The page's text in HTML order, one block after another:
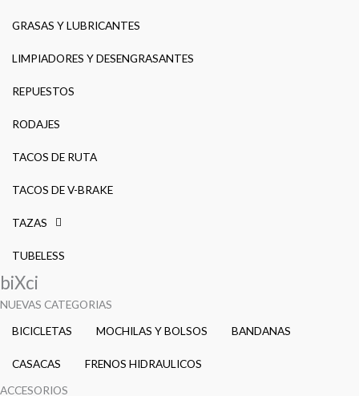
GRASAS Y LUBRICANTES
LIMPIADORES Y DESENGRASANTES
REPUESTOS
RODAJES
TACOS DE RUTA
TACOS DE V-BRAKE
TAZAS
TUBELESS
biXci
NUEVAS CATEGORIAS
BICICLETAS
MOCHILAS Y BOLSOS BANDANAS
CASACAS
FRENOS HIDRAULICOS
ACCESORIOS